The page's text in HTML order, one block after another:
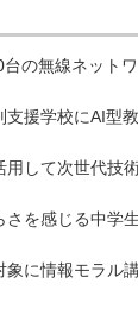
の無線ネット
支援学校にAI型
用して次世代技
さを感じる中学
象に情報モラル